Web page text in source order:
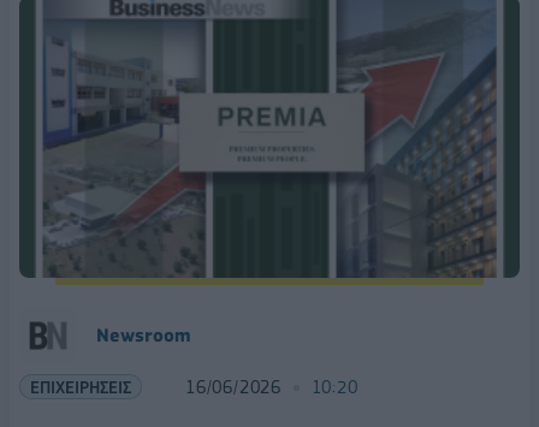
Νewsroom
ΕΠΙΧΕΙΡΗΣΕΙΣ 16/06/2026 10:20